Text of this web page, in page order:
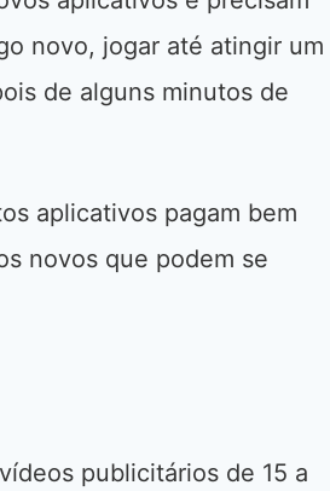
novo, jogar até atingir um
de alguns minutos de
aplicativos pagam bem
novos que podem se
publicitários de 15 a